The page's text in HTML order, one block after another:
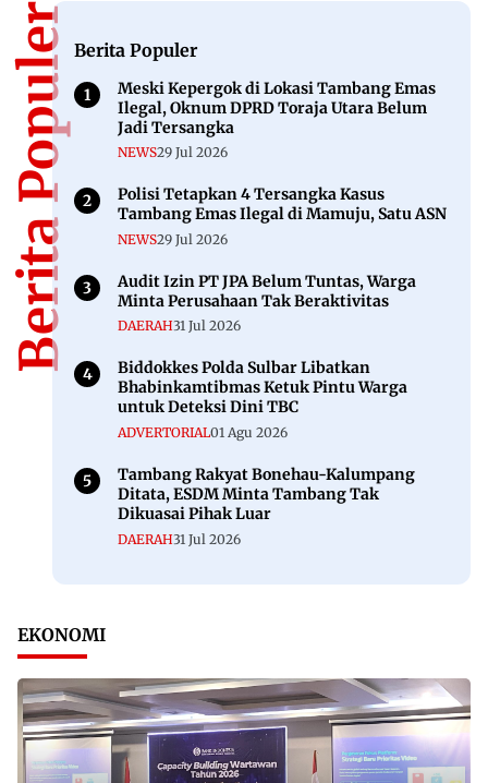
Berita PopulerBerita Populer
Meski Kepergok di Lokasi Tambang Emas
Ilegal, Oknum DPRD Toraja Utara Belum
Jadi Tersangka
NEWS29 Jul 2026
Polisi Tetapkan 4 Tersangka Kasus
Tambang Emas Ilegal di Mamuju, Satu ASN
NEWS29 Jul 2026
Audit Izin PT JPA Belum Tuntas, Warga
Minta Perusahaan Tak Beraktivitas
DAERAH31 Jul 2026
Biddokkes Polda Sulbar Libatkan
Bhabinkamtibmas Ketuk Pintu Warga
untuk Deteksi Dini TBC
ADVERTORIAL01 Agu 2026
Tambang Rakyat Bonehau-Kalumpang
Ditata, ESDM Minta Tambang Tak
Dikuasai Pihak Luar
DAERAH31 Jul 2026
EKONOMI